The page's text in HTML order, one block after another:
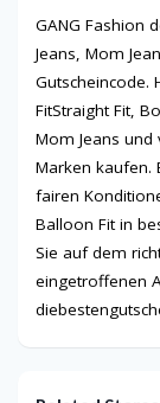
GANG Fashion
Jeans, Mom
Gutscheincode.
FitStraight Fit,
Mom Jeans
Marken kaufen.
fairen
Balloon Fit in
Sie auf dem
eingetroffenen